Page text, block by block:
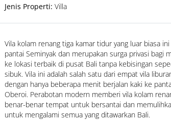
Jenis Properti: Villa
Vila kolam renang tiga kamar tidur yang luar biasa
pantai Seminyak dan merupakan surga privasi bagi
ke lokasi terbaik di pusat Bali tanpa kebisingan
sibuk. Vila ini adalah salah satu dari empat vila
dengan hanya beberapa menit berjalan kaki ke
Oberoi. Perabotan modern memberi vila kolam
benar-benar tempat untuk bersantai dan
untuk mengalami semua yang ditawarkan Bali.